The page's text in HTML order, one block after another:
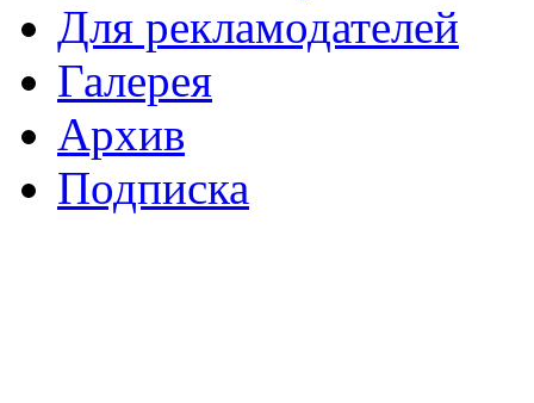
Для рекламодателей
Галерея
Архив
Подписка